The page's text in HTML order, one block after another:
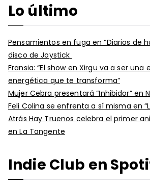
Lo último
Pensamientos en fuga en “Diarios de
disco de Joystick
Fransia: “El show en Xirgu va a ser una
energética que te transforma”
Mujer Cebra presentará “Inhibidor” en
Feli Colina se enfrenta a sí misma en
Atrás Hay Truenos celebra el primer
en La Tangente
Indie Club en